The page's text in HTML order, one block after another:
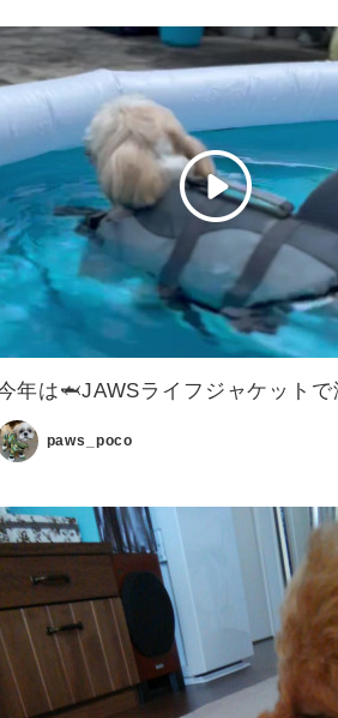
年は🦈JAWSライフジャケットで
paws_poco